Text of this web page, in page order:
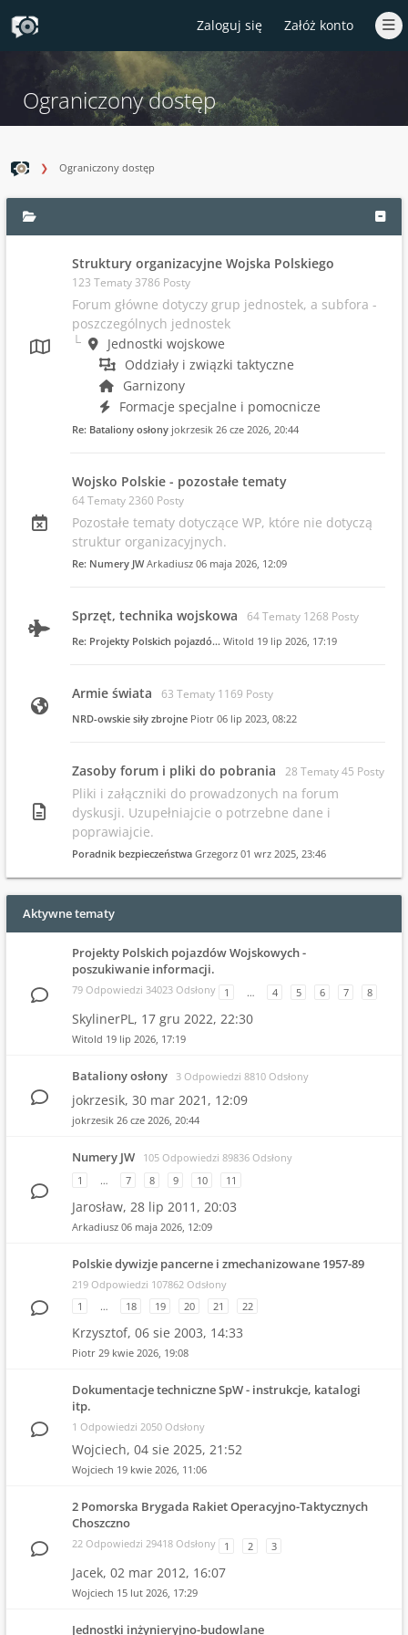
Zaloguj się Załóż konto
Ograniczony dostęp
Ograniczony dostęp
Struktury organizacyjne Wojska Polskiego
123 Tematy 3786 Posty
Forum główne dotyczy grup jednostek, a subfora -
poszczególnych jednostek
Jednostki wojskowe
Oddziały i związki taktyczne
Garnizony
Formacje specjalne i pomocnicze
Re: Bataliony osłony jokrzesik 26 cze 2026, 20:44
Wojsko Polskie - pozostałe tematy
64 Tematy 2360 Posty
Pozostałe tematy dotyczące WP, które nie dotyczą
struktur organizacyjnych.
Re: Numery JW Arkadiusz 06 maja 2026, 12:09
Sprzęt, technika wojskowa 64 Tematy 1268 Posty
Re: Projekty Polskich pojazdó… Witold 19 lip 2026, 17:19
Armie świata 63 Tematy 1169 Posty
NRD-owskie siły zbrojne Piotr 06 lip 2023, 08:22
Zasoby forum i pliki do pobrania 28 Tematy 45 Posty
Pliki i załączniki do prowadzonych na forum
dyskusji. Uzupełniajcie o potrzebne dane i
poprawiajcie.
Poradnik bezpieczeństwa Grzegorz 01 wrz 2025, 23:46
Aktywne tematy
Projekty Polskich pojazdów Wojskowych -
poszukiwanie informacji.
79 Odpowiedzi 34023 Odsłony 1 … 4 5 6 7 8
SkylinerPL, 17 gru 2022, 22:30
Witold 19 lip 2026, 17:19
Bataliony osłony 3 Odpowiedzi 8810 Odsłony
jokrzesik, 30 mar 2021, 12:09
jokrzesik 26 cze 2026, 20:44
Numery JW
105 Odpowiedzi 89836 Odsłony
1
… 7 8 9 10 11
Jarosław, 28 lip 2011, 20:03
Arkadiusz 06 maja 2026, 12:09
Polskie dywizje pancerne i zmechanizowane 1957-89
219 Odpowiedzi 107862 Odsłony
1
… 18 19 20 21 22
Krzysztof, 06 sie 2003, 14:33
Piotr 29 kwie 2026, 19:08
Dokumentacje techniczne SpW - instrukcje, katalogi
itp.
1 Odpowiedzi 2050 Odsłony
Wojciech, 04 sie 2025, 21:52
Wojciech 19 kwie 2026, 11:06
2 Pomorska Brygada Rakiet Operacyjno-Taktycznych
Choszczno
22 Odpowiedzi 29418 Odsłony 1 2 3
Jacek, 02 mar 2012, 16:07
Wojciech 15 lut 2026, 17:29
Jednostki inżynieryjno-budowlane